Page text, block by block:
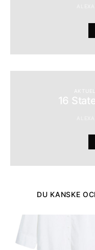
16
DU KANSKE